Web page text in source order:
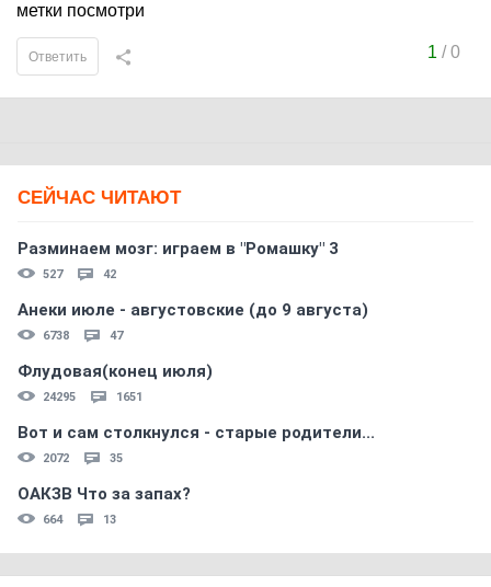
метки посмотри
1 /0
Ответить
СЕЙЧАС ЧИТАЮТ
Разминаем мозг: играем в "Ромашку" 3
527 42
Анеки июле - августовские (до 9 августа)
6738 47
Флудовая(конец июля)
24295 1651
Вот и сам столкнулся - старые родители...
2072 35
ОАКЗВ Что за запах?
664 13